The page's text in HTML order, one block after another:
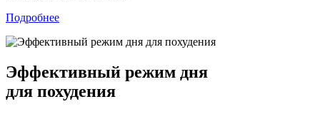
Подробнее
Эффективный режим дня
для похудения